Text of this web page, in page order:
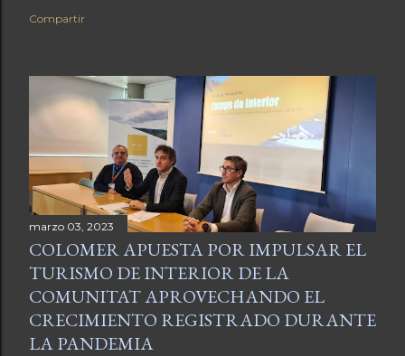
Compartir
marzo 03, 2023
COLOMER APUESTA POR IMPULSAR EL
TURISMO DE INTERIOR DE LA
COMUNITAT APROVECHANDO EL
CRECIMIENTO REGISTRADO DURANTE
LA PANDEMIA